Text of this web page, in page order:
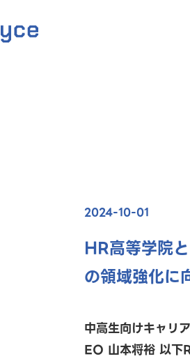
2024-10-01
HR高等学院
の領域強化に
中高生向けキャリ
EO 山本将裕 以下